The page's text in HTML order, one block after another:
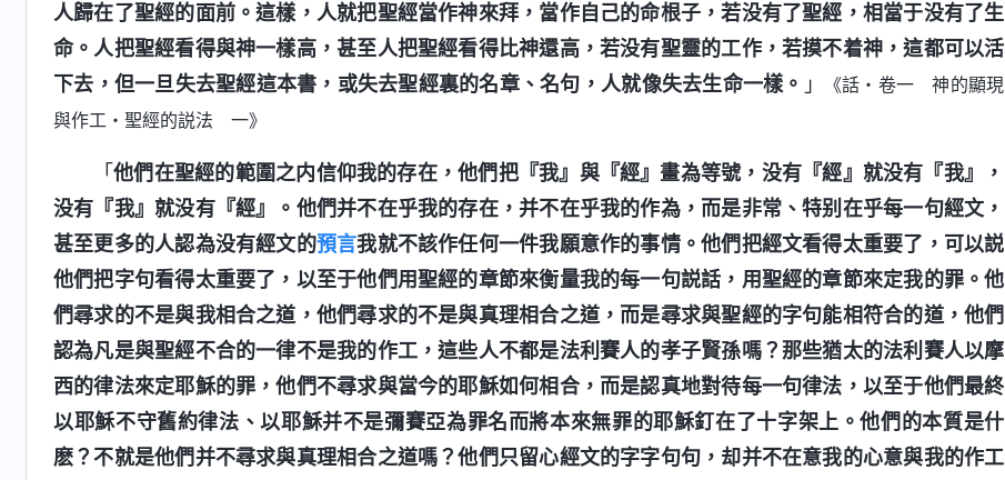
人歸在了聖經的面前。這樣，人就把聖經當作神來拜，當作自己的命根子，若没有了聖經，相當于没有了生
命。人把聖經看得與神一樣高，甚至人把聖經看得比神還高，若没有聖靈的工作，若摸不着神，這都可以活
下去，但一旦失去聖經這本書，或失去聖經裏的名章、名句，人就像失去生命一樣。 」
《話・卷一 神的顯現
與作工・聖經的説法 一》
「他們在聖經的範圍之内信仰我的存在，他們把『我』與『經』畫為等號，没有『經』就没有『我』，
没有『我』就没有『經』。他們并不在乎我的存在，并不在乎我的作為，而是非常、特别在乎每一句經文，
甚至更多的人認為没有經文的預言我就不該作任何一件我願意作的事情。他們把經文看得太重要了，可以説
他們把字句看得太重要了，以至于他們用聖經的章節來衡量我的每一句説話，用聖經的章節來定我的罪。他
們尋求的不是與我相合之道，他們尋求的不是與真理相合之道，而是尋求與聖經的字句能相符合的道，他們
認為凡是與聖經不合的一律不是我的作工，這些人不都是法利賽人的孝子賢孫嗎？那些猶太的法利賽人以摩
西的律法來定耶穌的罪，他們不尋求與當今的耶穌如何相合，而是認真地對待每一句律法，以至于他們最終
以耶穌不守舊約律法、以耶穌并不是彌賽亞為罪名而將本來無罪的耶穌釘在了十字架上。他們的本質是什
麽？不就是他們并不尋求與真理相合之道嗎？他們只留心經文的字字句句，却并不在意我的心意與我的作工